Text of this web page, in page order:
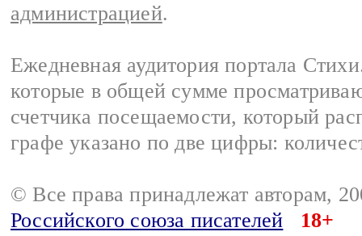
администрацией.
Ежедневная аудитория портала
которые в общей сумме
счетчика посещаемости, который
графе указано по две цифры:
© Все права принадлежат авторам,
Российского союза писателей
18+